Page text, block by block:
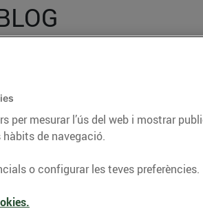
informació d’actualitat
i molts altres temes.
ENERGIA GASTRONOMIA I
per mesurar l’ús del web i mostrar
de navegació.
o configurar les teves preferències.